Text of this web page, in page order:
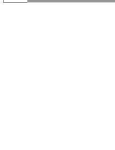
Следваща новина